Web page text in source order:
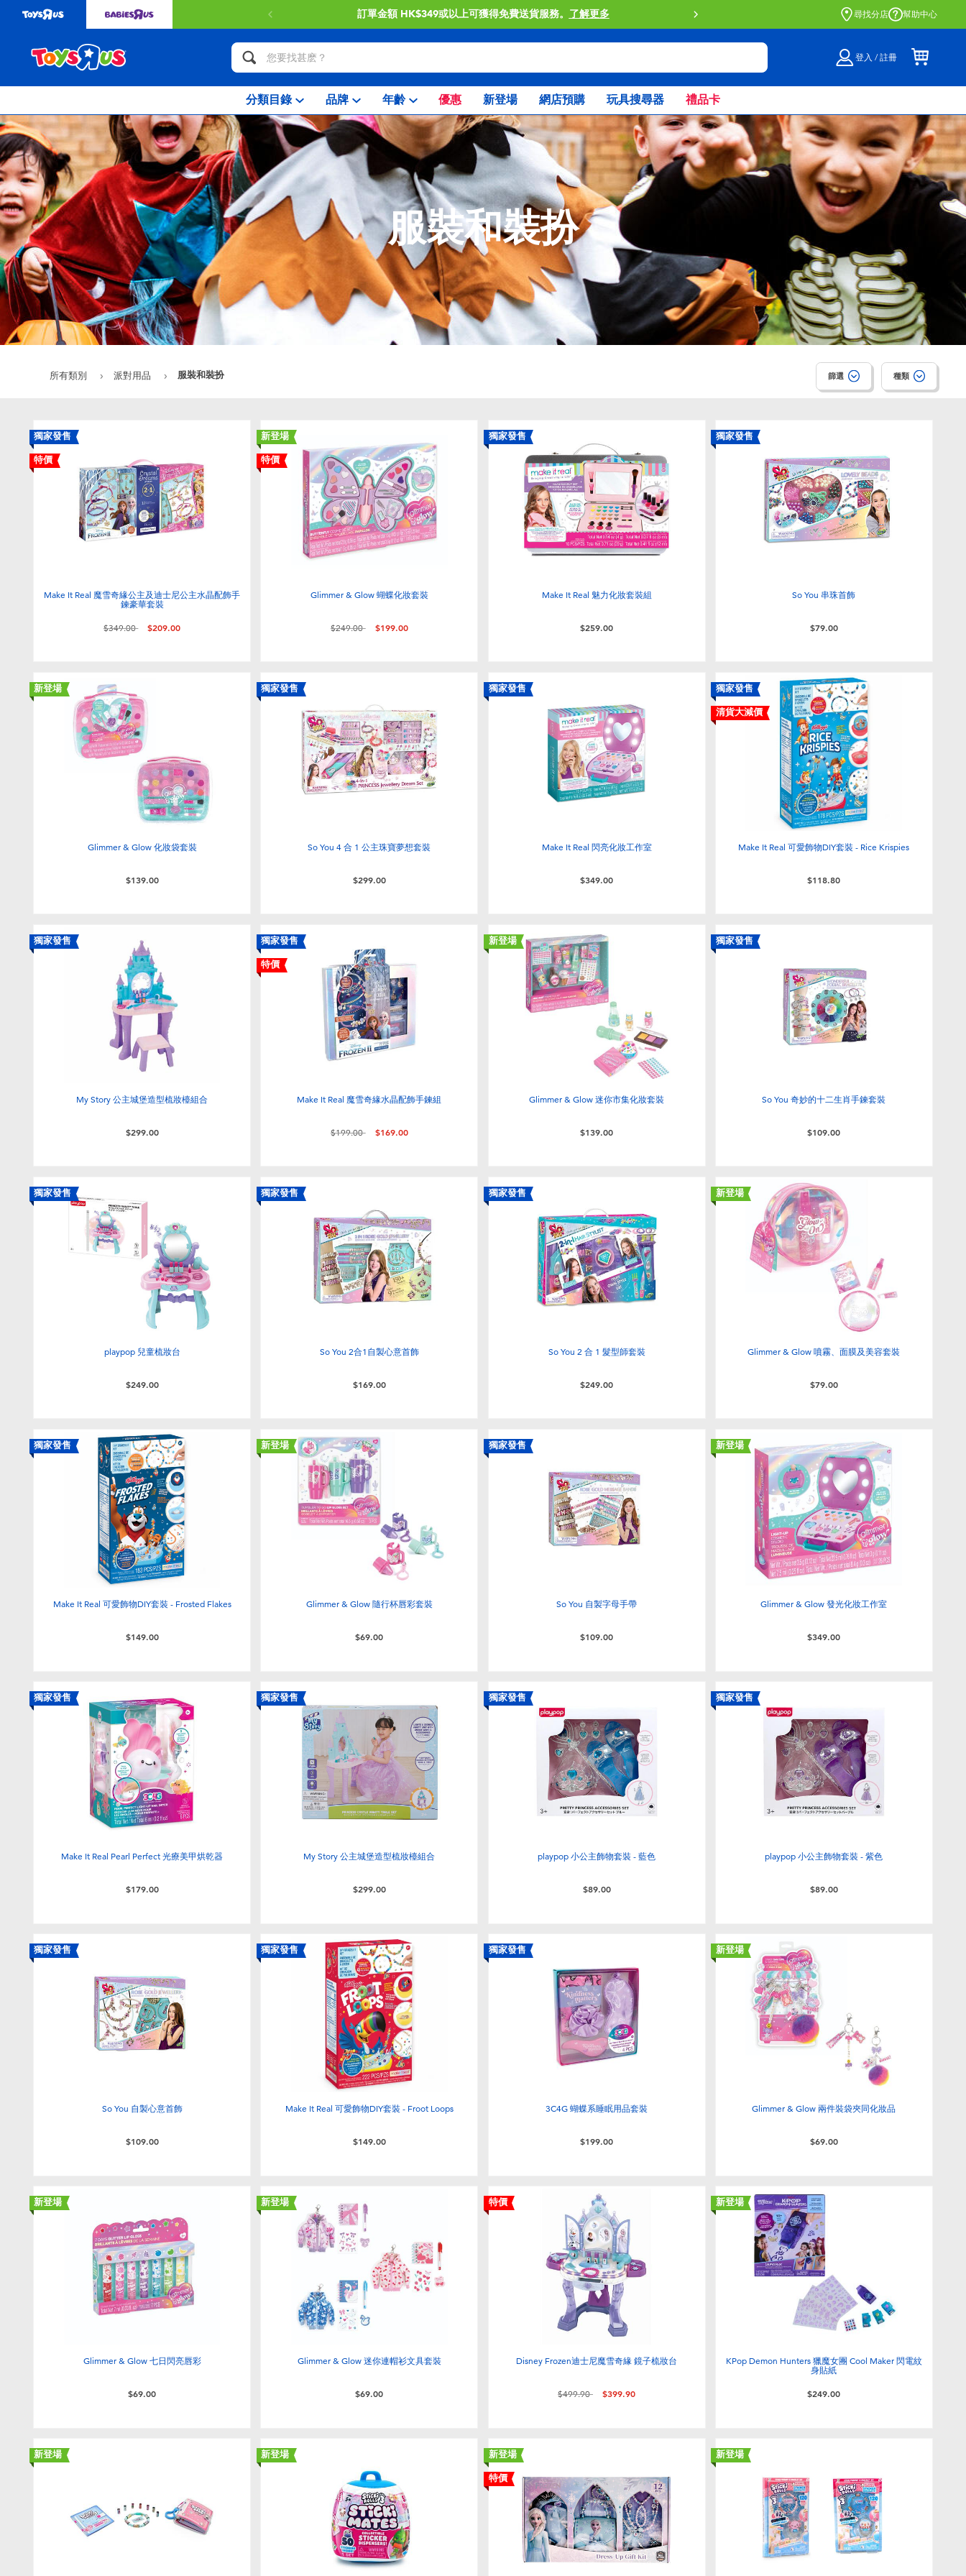
或以上可獲得免費送貨服務。了解更多 門店自取服務 網上購買並在店內取貨。了解更多 尋找分店 幫助中心
登入 / 註冊
分類目錄 品牌 年齡 優惠 新登場 網店預購 玩具搜尋器 禮品卡
服裝和裝扮
所有類別 派對用品 服裝和裝扮 篩選 種類
獨家發售
特價
Make It Real 魔雪奇緣公主及迪士尼公主水晶配飾手
鍊豪華套裝
價格從
$349.00至 $209.00
新登場
特價
Glimmer & Glow 蝴蝶化妝套裝
價格從
$249.00至 $199.00
獨家發售
Make It Real 魅力化妝套裝組
$259.00
獨家發售
So You 串珠首飾
$79.00
新登場
Glimmer & Glow 化妝袋套裝
$139.00
獨家發售
So You 4 合 1 公主珠寶夢想套裝
$299.00
獨家發售
Make It Real 閃亮化妝工作室
$349.00
獨家發售
清貨大減價
Make It Real 可愛飾物DIY套裝 - Rice Krispies
$118.80
獨家發售
My Story 公主城堡造型梳妝檯組合
$299.00
獨家發售
特價
Make It Real 魔雪奇緣水晶配飾手鍊組
價格從
$199.00至 $169.00
新登場
Glimmer & Glow 迷你市集化妝套裝
$139.00
獨家發售
So You 奇妙的十二生肖手鍊套裝
$109.00
獨家發售
playpop 兒童梳妝台
$249.00
獨家發售
So You 2合1自製心意首飾
$169.00
獨家發售
So You 2 合 1 髮型師套裝
$249.00
新登場
Glimmer & Glow 噴霧、面膜及美容套裝
$79.00
獨家發售
Make It Real 可愛飾物DIY套裝 - Frosted Flakes
$149.00
新登場
Glimmer & Glow 隨行杯唇彩套裝
$69.00
獨家發售
So You 自製字母手帶
$109.00
新登場
Glimmer & Glow 發光化妝工作室
$349.00
獨家發售
Make It Real Pearl Perfect 光療美甲烘乾器
$179.00
獨家發售
My Story 公主城堡造型梳妝檯組合
$299.00
獨家發售
playpop 小公主飾物套裝 - 藍色
$89.00
獨家發售
playpop 小公主飾物套裝 - 紫色
$89.00
獨家發售
So You 自製心意首飾
$109.00
獨家發售
Make It Real 可愛飾物DIY套裝 - Froot Loops
$149.00
獨家發售
3C4G 蝴蝶系睡眠用品套裝
$199.00
新登場
Glimmer & Glow 兩件裝袋夾同化妝品
$69.00
新登場
Glimmer & Glow 七日閃亮唇彩
$69.00
新登場
Glimmer & Glow 迷你連帽衫文具套裝
$69.00
特價
Disney Frozen迪士尼魔雪奇緣 鏡子梳妝台
價格從
$499.90至 $399.90
新登場
KPop Demon Hunters 獵魔女團 Cool Maker 閃電紋
身貼紙
$249.00
新登場 新登場 新登場
特價
新登場